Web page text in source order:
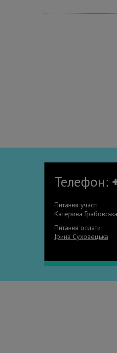
Телефон:
Питання участі
Катерина Грабовська
Питання оплати
Ірина Суховецька